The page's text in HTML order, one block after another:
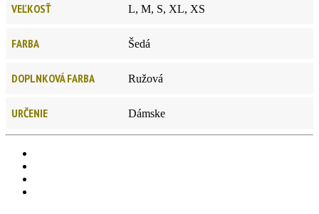
VEĽKOSŤ L, M, S, XL, XS
FARBA Šedá
DOPLNKOVÁ FARBA Ružová
URČENIE Dámske